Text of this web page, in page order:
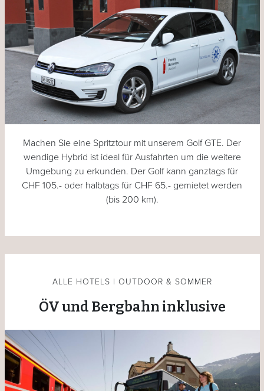
Machen Sie eine Spritztour mit unserem Golf GTE. Der
wendige Hybrid ist ideal für Ausfahrten um die weitere
Umgebung zu erkunden. Der Golf kann ganztags für
CHF 105.- oder halbtags für CHF 65.- gemietet werden
(bis 200 km).
ALLE HOTELS | OUTDOOR & SOMMER
ÖV und Bergbahn inklusive